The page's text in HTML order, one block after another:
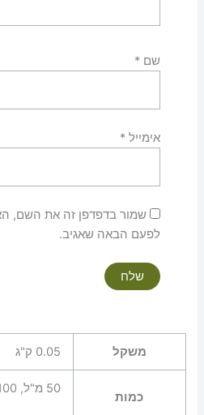
שם *
אימייל *
שמור בדפדפן זה את השם,
לפעם הבאה שאגיב.
משקל 0.05 ק"ג
כמות
50 מ"ל, 100 מ"ל